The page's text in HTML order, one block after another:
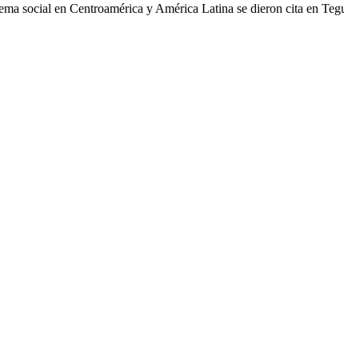
social en Centroamérica y América Latina se dieron cita en